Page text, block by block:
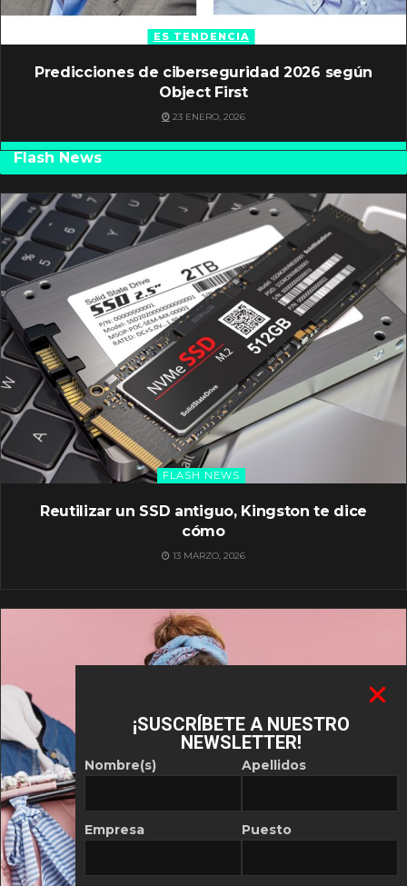
ES TENDENCIA
Predicciones de ciberseguridad 2026 según
Object First
23 ENERO, 2026
Flash News
FLASH NEWS
Reutilizar un SSD antiguo, Kingston te dice
cómo
13 MARZO, 2026
¡SUSCRÍBETE A NUESTRO
NEWSLETTER!
Nombre(s)
Empresa
Apellidos
Puesto